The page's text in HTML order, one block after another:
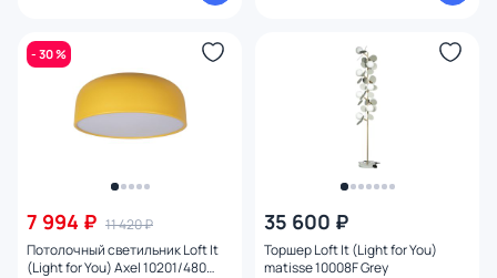
- 30 %
7 994 ₽ 11 420 ₽
Потолочный светильник Loft It
(Light for You) Axel 10201/480
35 600 ₽
Торшер Loft It (Light for You)
matisse 10008F Grey